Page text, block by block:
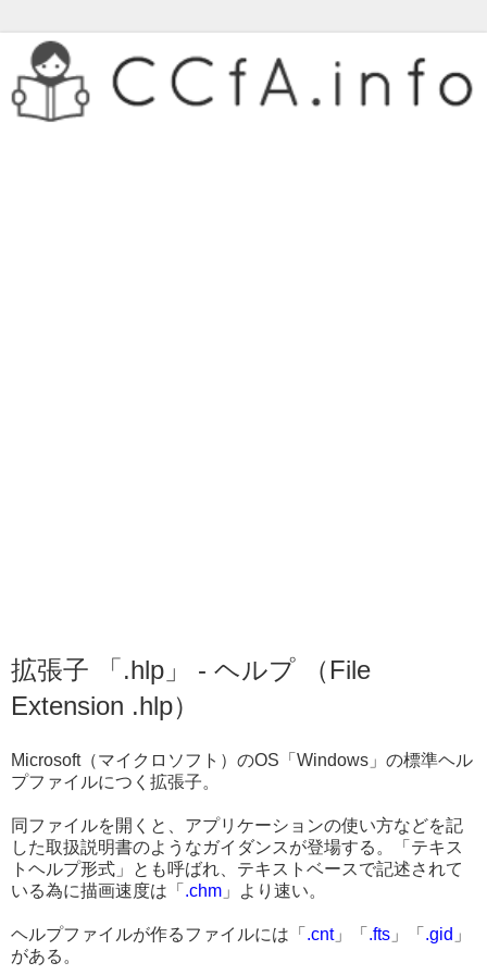
拡張子 「.hlp」 - ヘルプ （File
Extension .hlp）
Microsoft（マイクロソフト）のOS「Windows」の標準ヘル
プファイルにつく拡張子。
同ファイルを開くと、アプリケーションの使い方などを記
した取扱説明書のようなガイダンスが登場する。「テキス
トヘルプ形式」とも呼ばれ、テキストベースで記述されて
いる為に描画速度は「 .chm 」より速い。
ヘルプファイルが作るファイルには「 .cnt」「 .fts 」「 .gid 」
がある。